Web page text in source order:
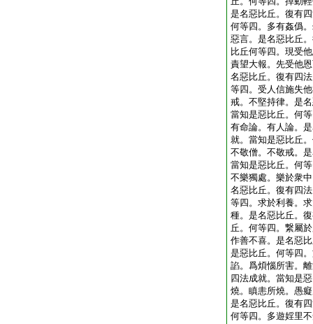
是名惡比丘。復有
何等四。多有姦僞
惡言。是名惡比丘
比丘何等四。現受
責望大報。先受他
名惡比丘。復有四
等四。受人信施失
戒。不堅持律。是
當知是惡比丘。何
有命論。有人論。
就。當知是惡比丘
不敬僧。不敬戒。
當知是惡比丘。何
不樂獨處。樂於衆
名惡比丘。復有四
等四。求於利養。
種。是名惡比丘。
丘。何等四。繋屬
作善不喜。是名惡
是惡比丘。何等四
諂。爲煩惱所害。
四法成就。當知是
燒。瞋恚所燒。愚
是名惡比丘。復有
何等四。多遊婬里